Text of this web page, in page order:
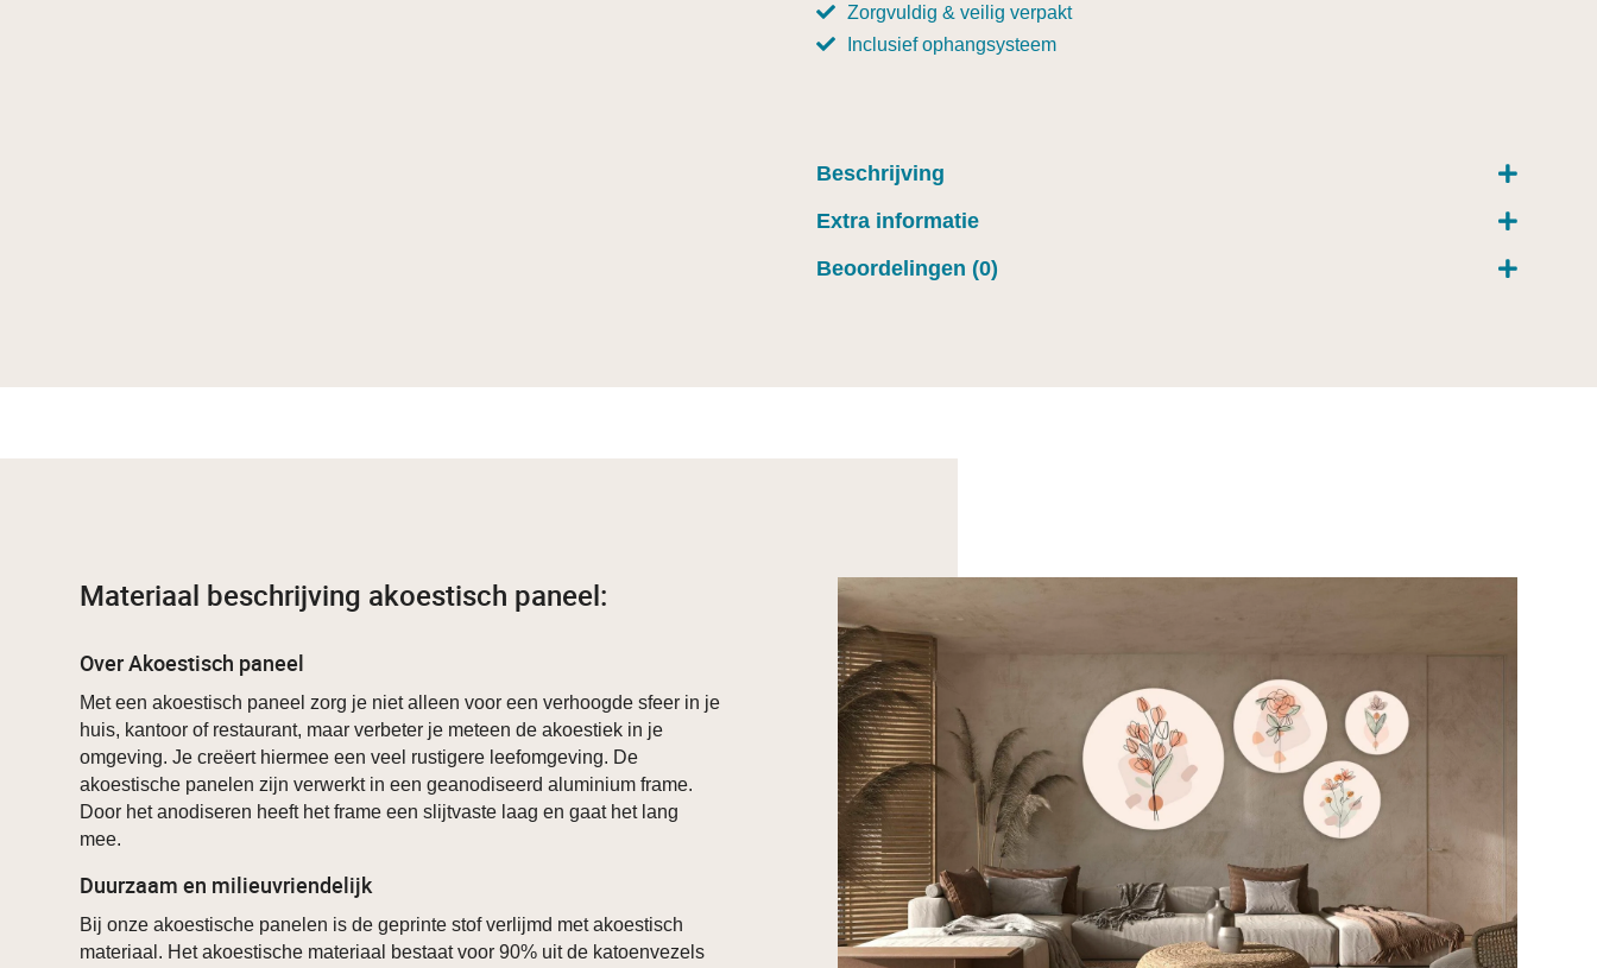
Zorgvuldig & veilig verpakt
Inclusief ophangsysteem
Beschrijving
Extra informatie
Beoordelingen (0)
Materiaal beschrijving akoestisch paneel:
Over Akoestisch paneel
Met een akoestisch paneel zorg je niet alleen voor een verhoogde sfeer in je
huis, kantoor of restaurant, maar verbeter je meteen de akoestiek in je
omgeving. Je creëert hiermee een veel rustigere leefomgeving. De
akoestische panelen zijn verwerkt in een geanodiseerd aluminium frame.
Door het anodiseren heeft het frame een slijtvaste laag en gaat het lang
mee.
Duurzaam en milieuvriendelijk
Bij onze akoestische panelen is de geprinte stof verlijmd met akoestisch
materiaal. Het akoestische materiaal bestaat voor 90% uit de katoenvezels